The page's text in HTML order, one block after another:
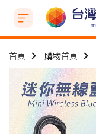
首頁 購物首頁